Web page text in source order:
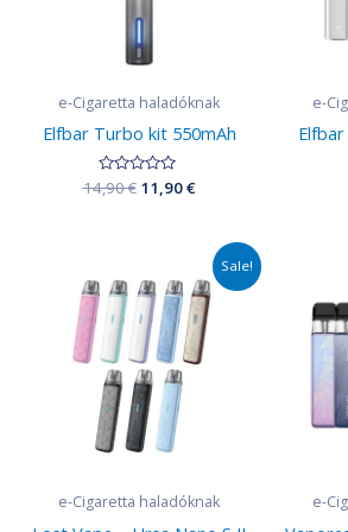
e-Cigaretta haladóknak
Elfbar Turbo kit 550mAh
Értékelés:
0
14,90€ 11,90€
e-
Sale!
e-Cigaretta haladóknak
price
was:
9,90 €.
Current
price
is:
7,99 €.
e-